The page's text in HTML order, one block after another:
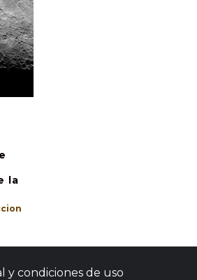
la
y condiciones de uso